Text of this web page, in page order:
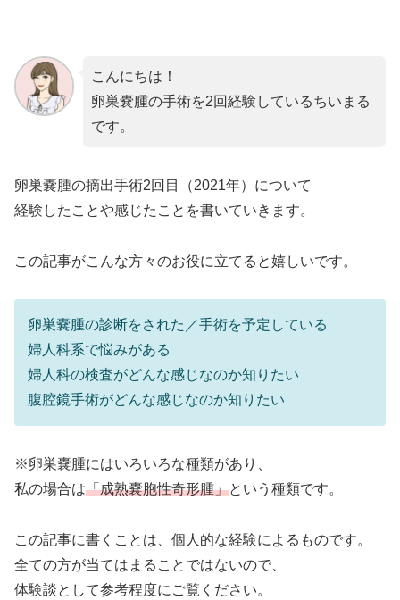
こんにちは！
卵巣嚢腫の手術を2回経験しているちいまる
です。
卵巣嚢腫の摘出手術2回目（2021年）について
経験したことや感じたことを書いていきます。
この記事がこんな方々のお役に立てると嬉しいです。
卵巣嚢腫の診断をされた／手術を予定している
婦人科系で悩みがある
婦人科の検査がどんな感じなのか知りたい
腹腔鏡手術がどんな感じなのか知りたい
※卵巣嚢腫にはいろいろな種類があり、
私の場合は「成熟嚢胞性奇形腫」という種類です。
この記事に書くことは、個人的な経験によるものです。
全ての方が当てはまることではないので、
体験談として参考程度にご覧ください。